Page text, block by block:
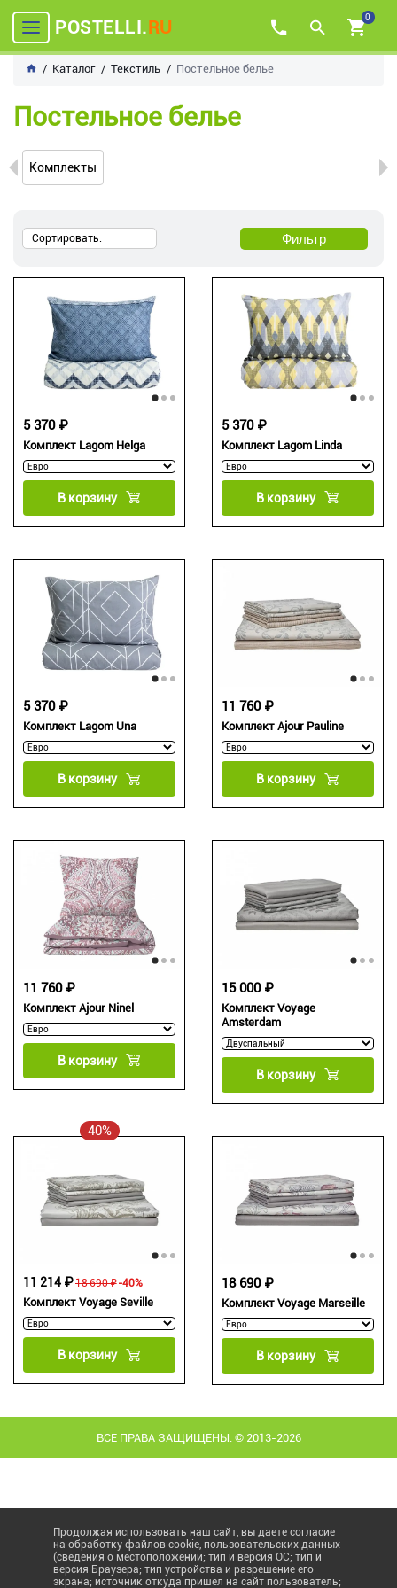
POSTELLI.RU 0
Каталог Текстиль Постельное белье
Постельное белье
Комплекты
Сортировать: Фильтр
Комплект Lagom Helga
5 370 ₽
В корзину
Комплект Lagom Linda
5 370 ₽
В корзину
Комплект Lagom Una
5 370 ₽
В корзину
Комплект Ajour Pauline
11 760 ₽
В корзину
Комплект Ajour Ninel
11 760 ₽
В корзину
Комплект Voyage
Amsterdam
15 000 ₽
В корзину
40%
Комплект Voyage Seville
18 690 ₽
11 214 ₽ -40%
В корзину
Комплект Voyage Marseille
18 690 ₽
В корзину
ВСЕ ПРАВА ЗАЩИЩЕНЫ. © 2013-2026
Продолжая использовать наш сайт, вы даете согласие
на обработку файлов cookie, пользовательских данных
(сведения о местоположении; тип и версия ОС; тип и
версия Браузера; тип устройства и разрешение его
экрана; источник откуда пришел на сайт пользователь;